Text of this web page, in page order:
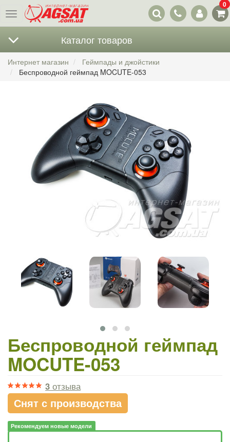
Меню
Наши
контакты
0
Каталог товаров
Интернет магазин
Геймпады и джойстики
Беспроводной геймпад MOCUTE-053
Беспроводной геймпад
MOCUTE-053
3 отзыва
Снят с производства
Рекомендуем новые модели